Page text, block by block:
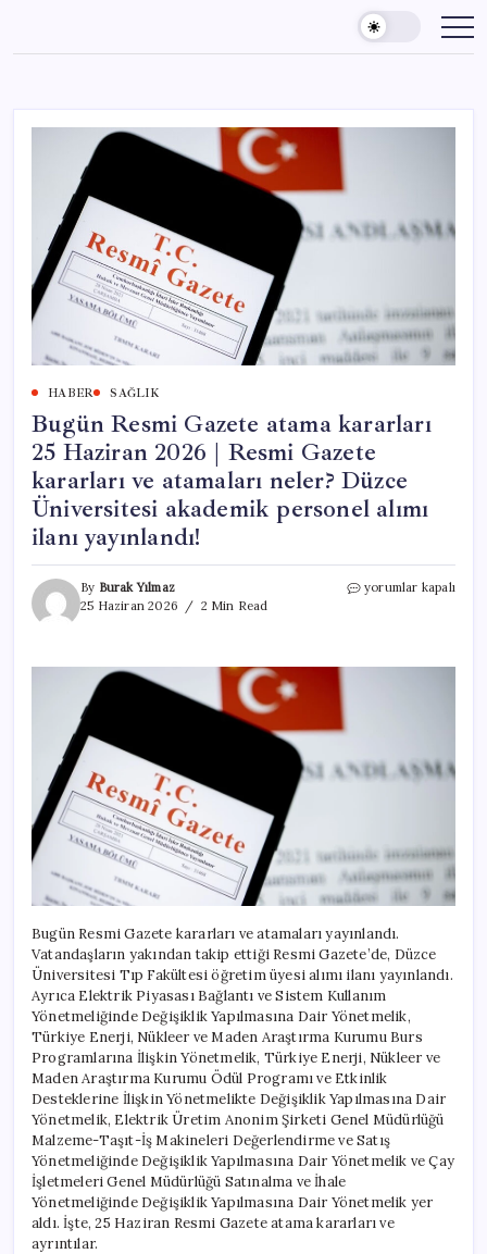
content
HABER SAĞLIK
Bugün Resmi Gazete atama kararları
25 Haziran 2026 | Resmi Gazete
kararları ve atamaları neler? Düzce
Üniversitesi akademik personel alımı
ilanı yayınlandı!
By Burak Yılmaz
25 Haziran 2026
2 Min Read
Bugün
Gazete
Düzce
Üniversitesi
akademik
alımı
ilanı
yayınlandı!
için
yorumlar kapalı
Bugün Resmi Gazete kararları ve atamaları yayınlandı.
Vatandaşların yakından takip ettiği Resmi Gazete’de, Düzce
Üniversitesi Tıp Fakültesi öğretim üyesi alımı ilanı yayınlandı.
Ayrıca Elektrik Piyasası Bağlantı ve Sistem Kullanım
Yönetmeliğinde Değişiklik Yapılmasına Dair Yönetmelik,
Türkiye Enerji, Nükleer ve Maden Araştırma Kurumu Burs
Programlarına İlişkin Yönetmelik, Türkiye Enerji, Nükleer ve
Maden Araştırma Kurumu Ödül Programı ve Etkinlik
Desteklerine İlişkin Yönetmelikte Değişiklik Yapılmasına Dair
Yönetmelik, Elektrik Üretim Anonim Şirketi Genel Müdürlüğü
Malzeme-Taşıt-İş Makineleri Değerlendirme ve Satış
Yönetmeliğinde Değişiklik Yapılmasına Dair Yönetmelik ve Çay
İşletmeleri Genel Müdürlüğü Satınalma ve İhale
Yönetmeliğinde Değişiklik Yapılmasına Dair Yönetmelik yer
aldı. İşte, 25 Haziran Resmi Gazete atama kararları ve
ayrıntılar.